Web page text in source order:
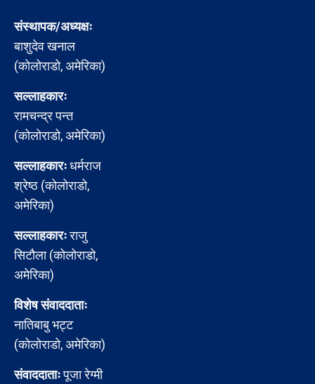
संस्थापक/अध्यक्षः
बाशुदेव खनाल
(कोलोराडो, अमेरिका)
सल्लाहकारः
रामचन्द्र पन्त
(कोलोराडो, अमेरिका)
सल्लाहकारःधर्मराज
श्रेष्ठ (कोलोराडो,
अमेरिका)
सल्लाहकारःराजु
सिटौला (कोलोराडो,
अमेरिका)
विशेष संवाददाताः
नातिबाबु भट्ट
(कोलोराडो, अमेरिका)
संवाददाताःपूजा रेग्मी